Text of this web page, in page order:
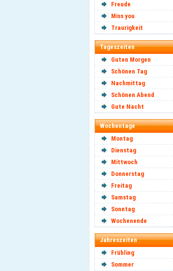
Freude
Miss you
Traurigkeit
Tageszeiten
Guten Morgen
Schönen Tag
Nachmittag
Schönen Abend
Gute Nacht
Wochentage
Montag
Dienstag
Mittwoch
Donnerstag
Freitag
Samstag
Sonntag
Wochenende
Jahreszeiten
Frühling
Sommer